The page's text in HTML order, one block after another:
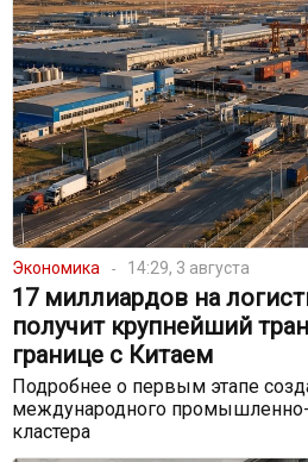
Экономика 14:29, 3 августа
17 миллиардов на
получит крупнейший
границе с Китаем
Подробнее о первым этапе
международного промышленно-
кластера